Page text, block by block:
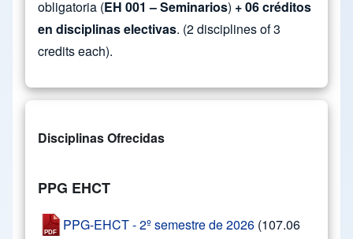
obligatoria (EH 001 – Seminarios) + 06 créditos
en disciplinas electivas. (2 disciplines of 3
credits each).
Disciplinas Ofrecidas
PPG EHCT
PPG-EHCT - 2º semestre de 2026 (107.06